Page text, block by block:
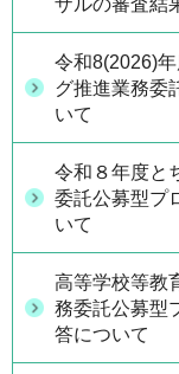
ザルの審査結
令和8(2026)
グ推進業務委
いて
令和８年度と
委託公募型プ
いて
高等学校等教
務委託公募型
答について